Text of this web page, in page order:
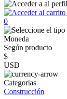
0
Moneda
Según producto
$
USD
Categorias
Construcción